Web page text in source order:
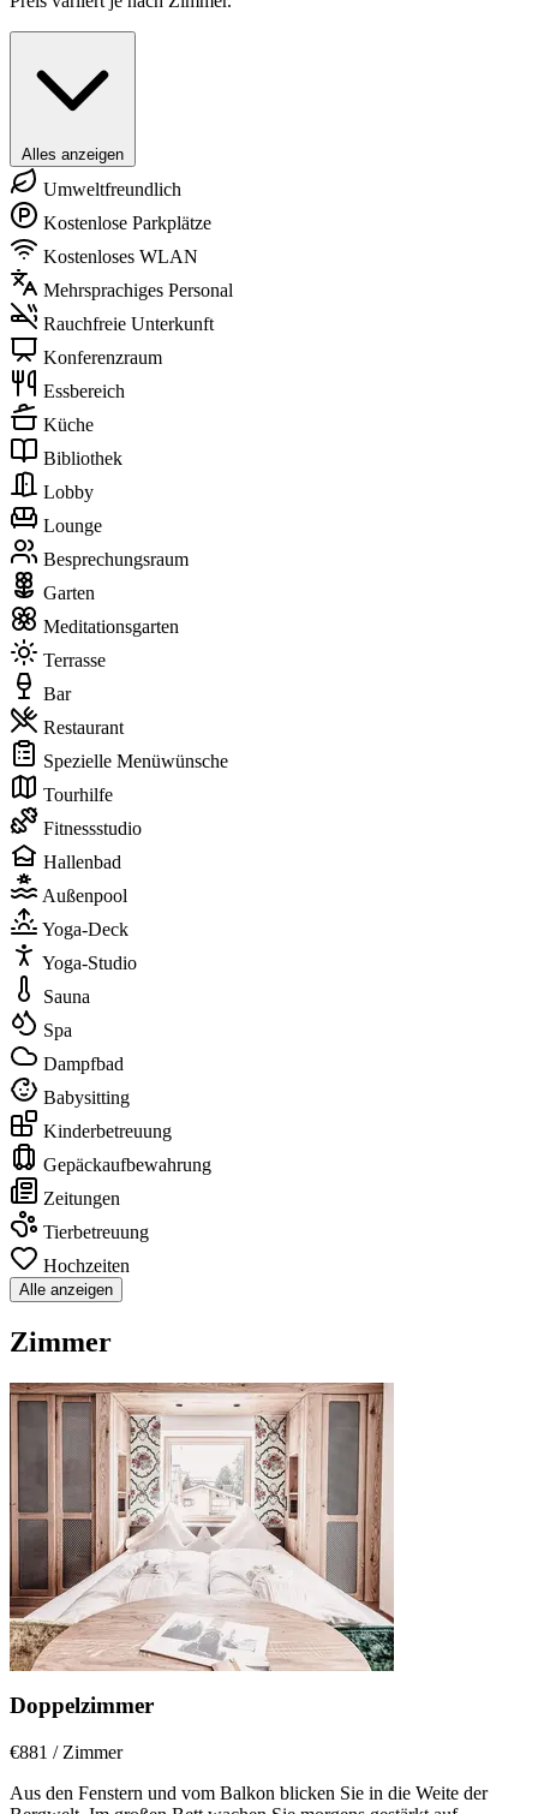
Alles anzeigen
Umweltfreundlich
Kostenlose Parkplätze
Kostenloses WLAN
Mehrsprachiges Personal
Rauchfreie Unterkunft
Konferenzraum
Essbereich
Küche
Bibliothek
Lobby
Lounge
Besprechungsraum
Garten
Meditationsgarten
Terrasse
Bar
Restaurant
Spezielle Menüwünsche
Tourhilfe
Fitnessstudio
Hallenbad
Außenpool
Yoga-Deck
Yoga-Studio
Sauna
Spa
Dampfbad
Babysitting
Kinderbetreuung
Gepäckaufbewahrung
Zeitungen
Tierbetreuung
Hochzeiten
Alle anzeigen
Zimmer
Doppelzimmer
€881 / Zimmer
Aus den Fenstern und vom Balkon blicken Sie in die Weite der